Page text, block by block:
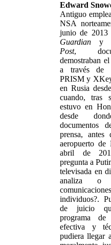
Edward
Antiguo
NSA
junio de 2013
Guardian y
Post,
demostraban
a través de
PRISM y
en Rusia
cuando, tras
estuvo en
desde
prensa, antes
aeropuerto
abril de
pregunta a
televisada en
analiza o
individuos?.
de juicio
programa
efectiva y
pudiera llegar